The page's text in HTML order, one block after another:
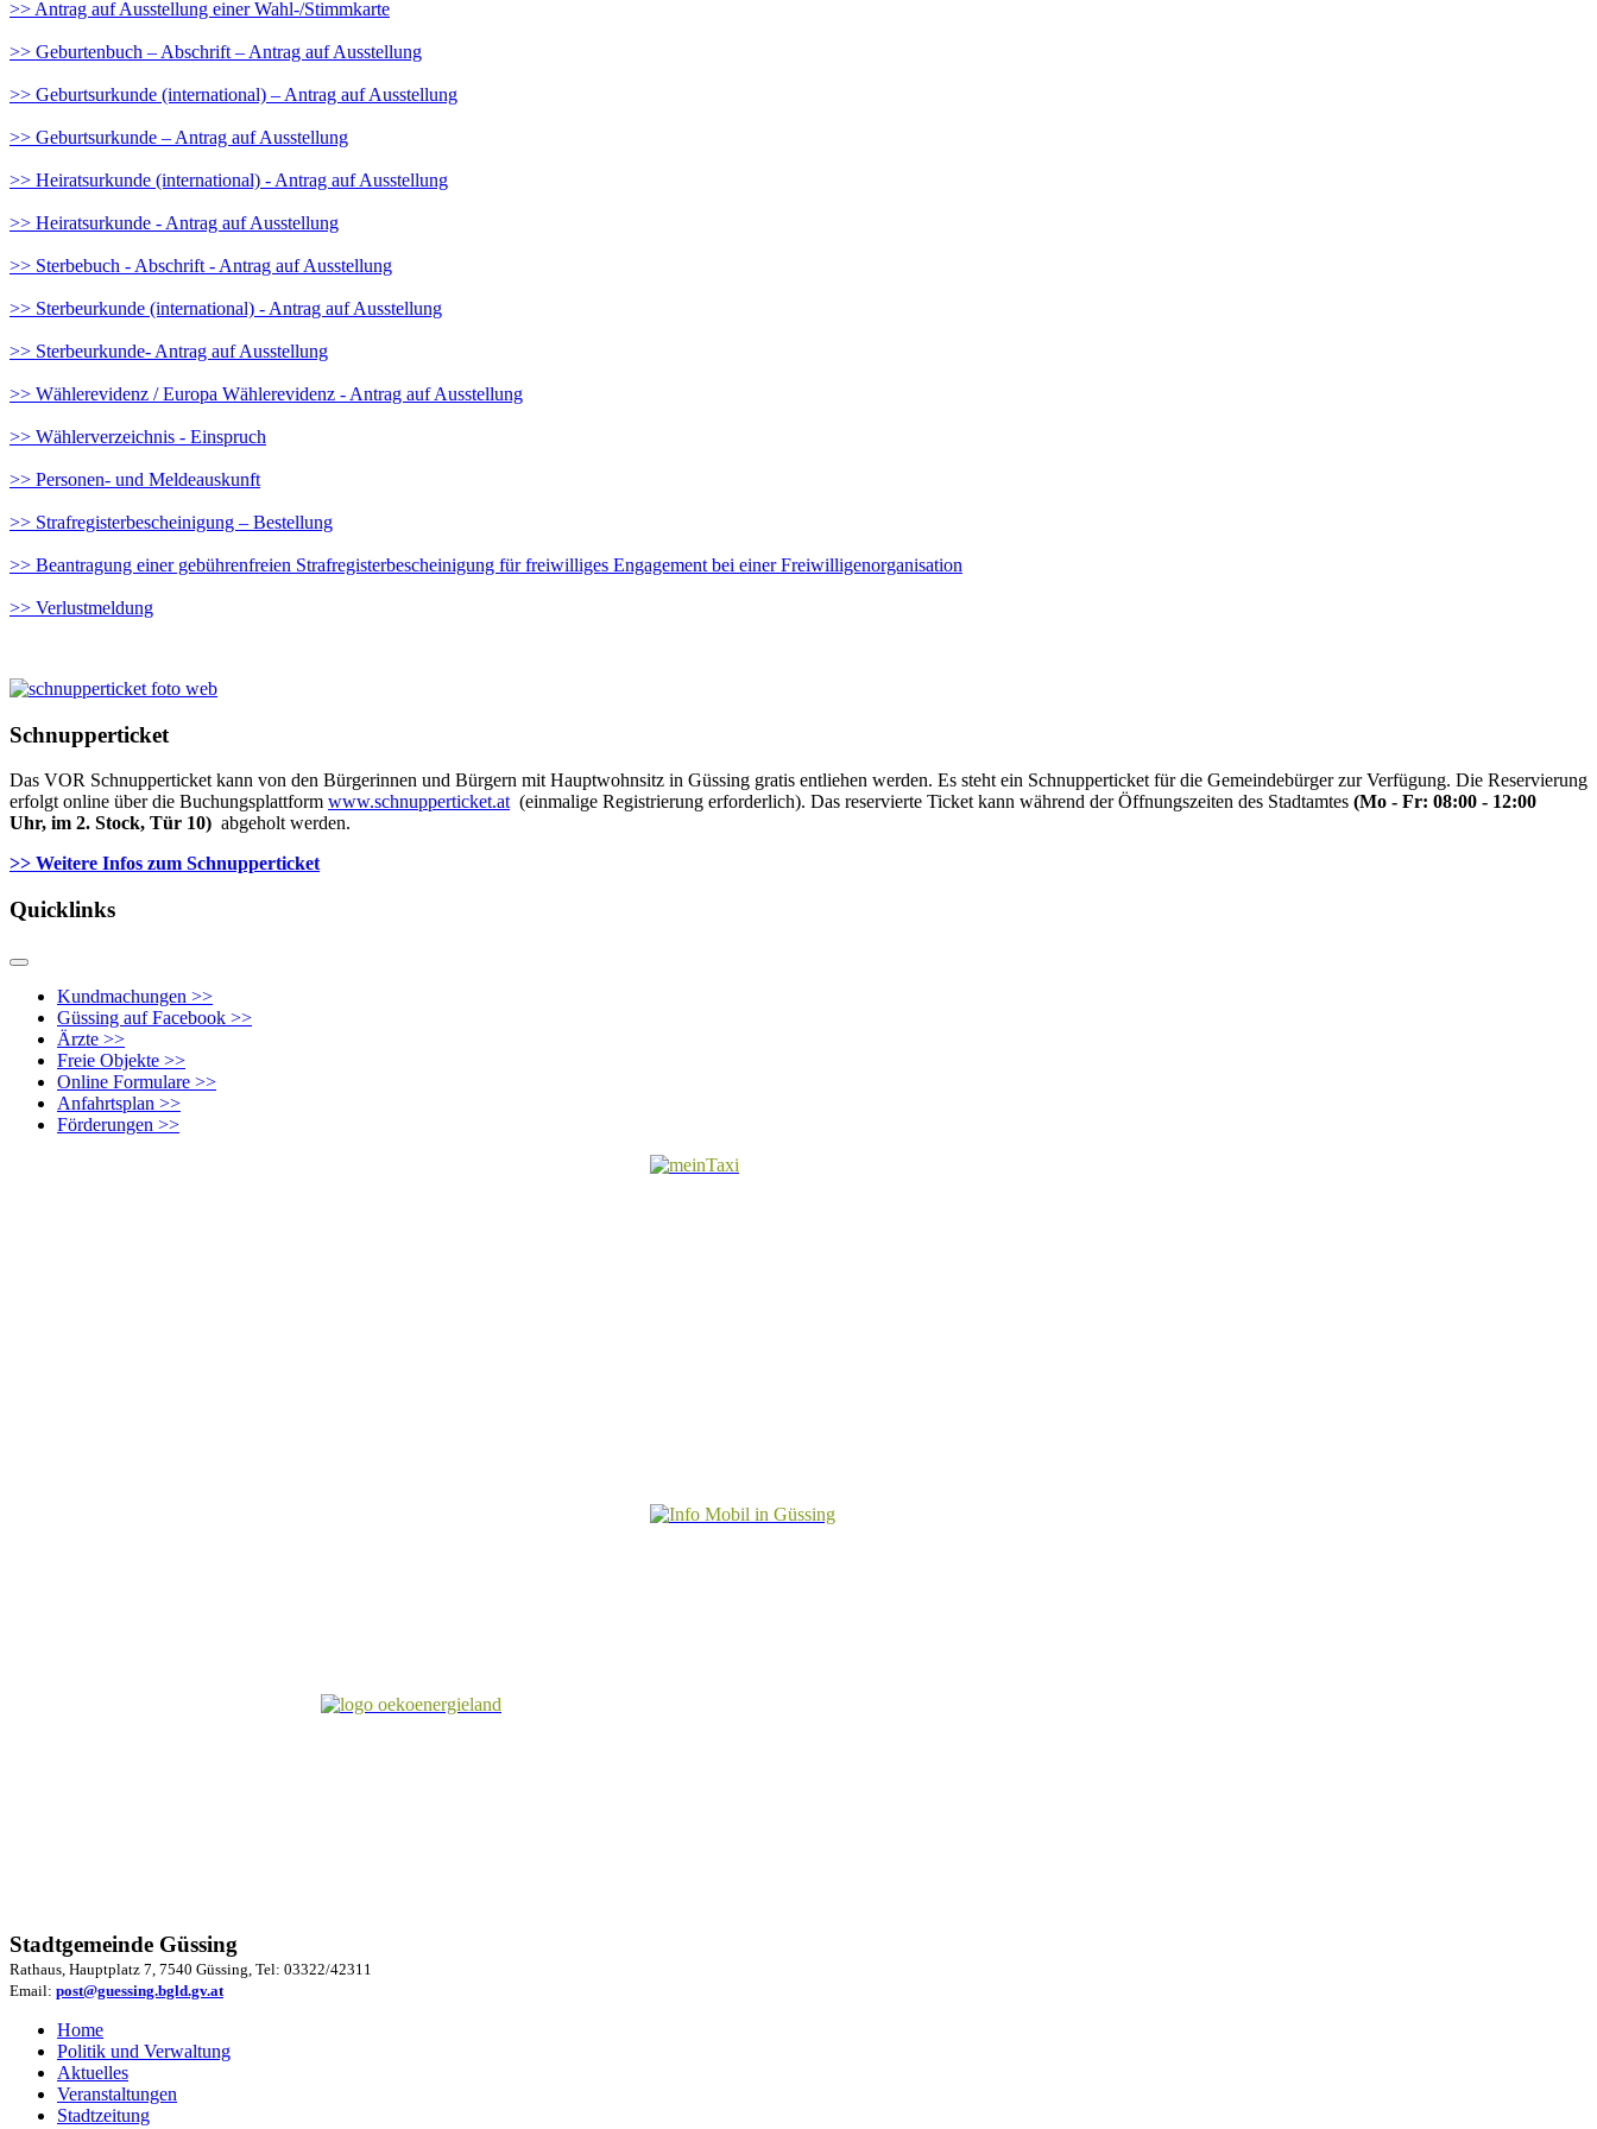
>> Antrag auf Ausstellung einer Wahl-/Stimmkarte
>> Geburtenbuch – Abschrift – Antrag auf Ausstellung
>> Geburtsurkunde (international) – Antrag auf Ausstellung
>> Geburtsurkunde – Antrag auf Ausstellung
>> Heiratsurkunde (international) - Antrag auf Ausstellung
>> Heiratsurkunde - Antrag auf Ausstellung
>> Sterbebuch - Abschrift - Antrag auf Ausstellung
>> Sterbeurkunde (international) - Antrag auf Ausstellung
>> Sterbeurkunde- Antrag auf Ausstellung
>> Wählerevidenz / Europa Wählerevidenz - Antrag auf Ausstellung
>> Wählerverzeichnis - Einspruch
>> Personen- und Meldeauskunft
>> Strafregisterbescheinigung – Bestellung
>> Beantragung einer gebührenfreien Strafregisterbescheinigung für freiwilliges Engagement bei einer Freiwilligenorganisation
>> Verlustmeldung
Schnupperticket
Das VOR Schnupperticket kann von den Bürgerinnen und Bürgern mit Hauptwohnsitz in Güssing gratis entliehen werden. Es steht ein Schnupperticket für die Gemeindebürger zur Verfügung. Die Reservierung
erfolgt online über die Buchungsplattform www.schnupperticket.at (einmalige Registrierung erforderlich). Das reservierte Ticket kann während der Öffnungszeiten des Stadtamtes (Mo - Fr: 08:00 - 12:00
Uhr, im 2. Stock, Tür 10) abgeholt werden.
>> Weitere Infos zum Schnupperticket
Quicklinks
Kundmachungen >>
Güssing auf Facebook >>
Ärzte >>
Freie Objekte >>
Online Formulare >>
Anfahrtsplan >>
Förderungen >>
Stadtgemeinde Güssing
Rathaus, Hauptplatz 7, 7540 Güssing, Tel: 03322/42311
Email: post@guessing.bgld.gv.at
Home
Politik und Verwaltung
Aktuelles
Veranstaltungen
Stadtzeitung